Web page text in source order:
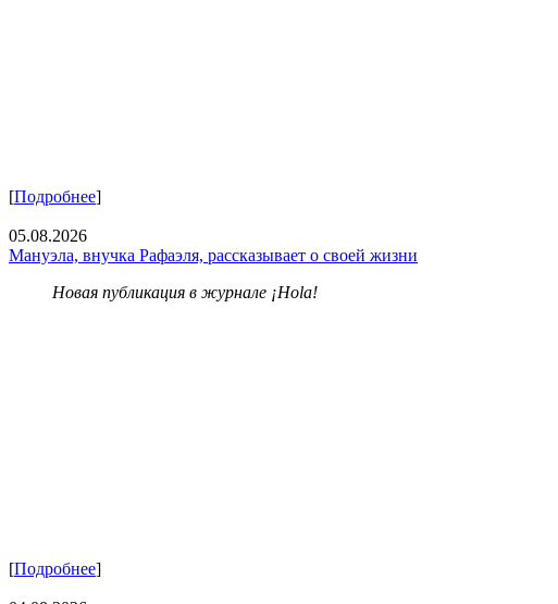
[Подробнее]
05.08.2026
Мануэла, внучка Рафаэля, рассказывает о своей жизни
Новая публикация в журнале ¡Hola!
[Подробнее]